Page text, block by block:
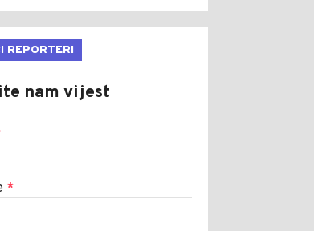
REPORTERI
nam vijest
*